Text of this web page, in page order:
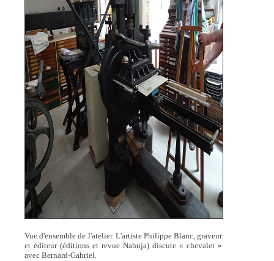
Vue d'ensemble de l'atelier. L'artiste Philippe Blanc, graveur
et éditeur (éditions et revue Nahuja) discute « chevalet »
avec Bernard-Gabriel.